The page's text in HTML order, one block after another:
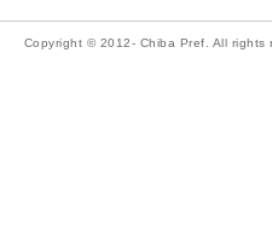
Copyright © 2012- Chiba Pref. All rights